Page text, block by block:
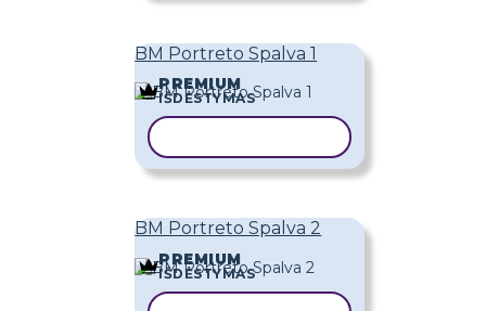
BM Portreto Spalva 1
PREMIUM
IŠDĖSTYMAS
BM Portreto Spalva 2
PREMIUM
IŠDĖSTYMAS